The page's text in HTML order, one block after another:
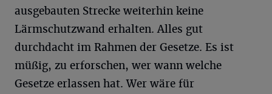
ausgebauten Strecke weiterhin keine
Lärmschutzwand erhalten. Alles gut
durchdacht im Rahmen der Gesetze. Es ist
müßig, zu erforschen, wer wann welche
Gesetze erlassen hat. Wer wäre für